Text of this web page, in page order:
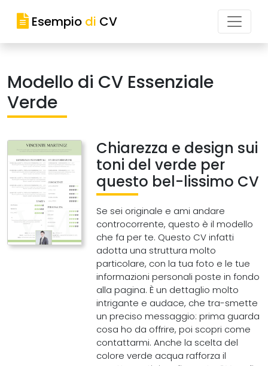
Esempio di CV
Modello di CV Essenziale
Verde
Chiarezza e design sui
toni del verde per
questo bel-lissimo CV
Se sei originale e ami andare
controcorrente, questo è il modello
che fa per te. Questo CV infatti
adotta una struttura molto
particolare, con la tua foto e le tue
informazioni personali poste in fondo
alla pagina. È un dettaglio molto
intrigante e audace, che tra-smette
un preciso messaggio: prima guarda
cosa ho da offrire, poi scopri come
contattarmi. Anche la scelta del
colore verde acqua rafforza il